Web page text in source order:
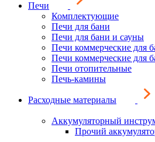
Печи
Комплектующие
Печи для бани
Печи для бани и сауны
Печи коммерческие для
Печи коммерческие для
Печи отопительные
Печь-камины
Расходные материалы
Аккумуляторный
Прочий